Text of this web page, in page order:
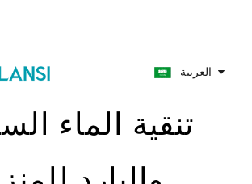
العربية
تنقية الماء